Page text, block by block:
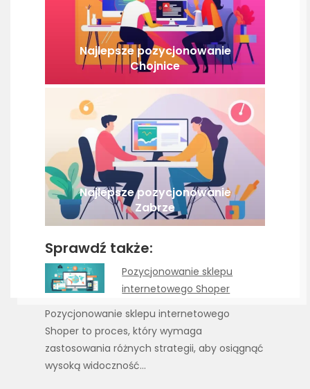
Najlepsze pozycjonowanie
Chojnice
Najlepsze pozycjonowanie
Zabrze
Sprawdź także:
Pozycjonowanie sklepu
internetowego Shoper
Pozycjonowanie sklepu internetowego
Shoper to proces, który wymaga
zastosowania różnych strategii, aby osiągnąć
wysoką widoczność…